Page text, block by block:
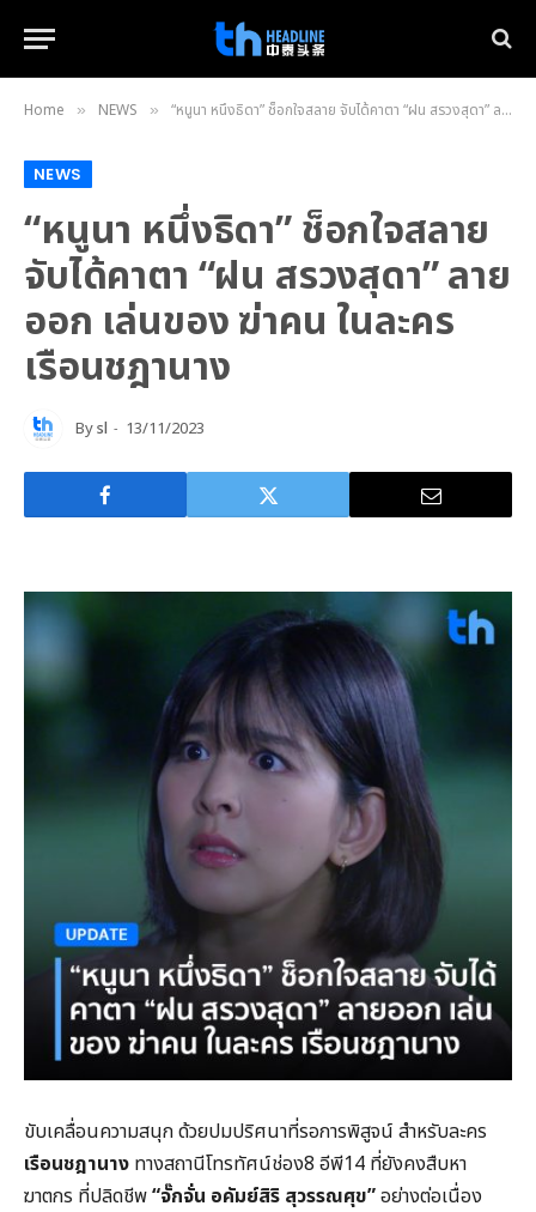
Home » NEWS » “หนูนา หนึ่งธิดา” ช็อกใจสลาย จับได้คาตา “ฝน สรวงสุดา” ลายออก เล่นของ ฆ่าคน ในละคร เรือนชฎานาง
NEWS
“หนูนา หนึ่งธิดา” ช็อกใจสลาย
จับได้คาตา “ฝน สรวงสุดา” ลาย
ออก เล่นของ ฆ่าคน ในละคร
เรือนชฎานาง
Bysl 13/11/2023
ขับเคลื่อนความสนุก ด้วยปมปริศนาที่รอการพิสูจน์ สำหรับละคร
เรือนชฎานาง ทางสถานีโทรทัศน์ช่อง8 อีพี14 ที่ยังคงสืบหา
ฆาตกร ที่ปลิดชีพ“จั๊กจั่น อคัมย์สิริ สุวรรณศุข”อย่างต่อเนื่อง